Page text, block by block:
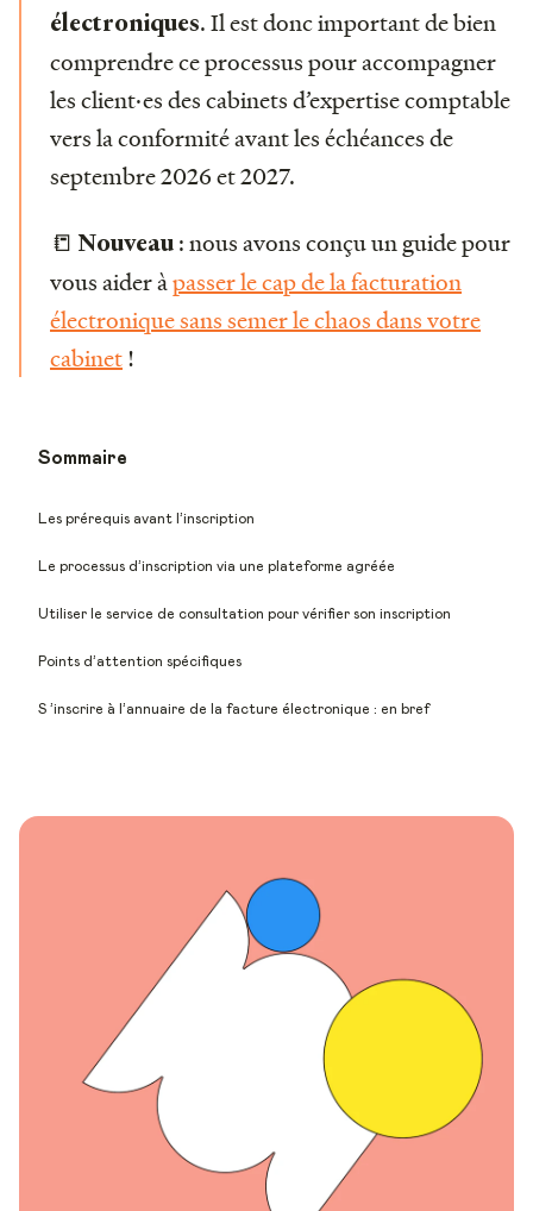
électroniques. Il est donc important de bien
comprendre ce processus pour accompagner
les client·es des cabinets d’expertise comptable
vers la conformité avant les échéances de
septembre 2026 et 2027.
📒Nouveau : nous avons conçu un guide pour
vous aider àpasser le cap de la facturation
électronique sans semer le chaos dans votre
cabinet!
Sommaire
Les prérequis avant l’inscription
Le processus d’inscription via une plateforme agréée
Utiliser le service de consultation pour vérifier son inscription
Points d’attention spécifiques
S ’inscrire à l’annuaire de la facture électronique : en bref